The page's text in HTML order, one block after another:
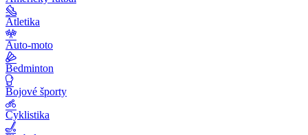
Atletika
Auto-moto
Bedminton
Bojové športy
Cyklistika